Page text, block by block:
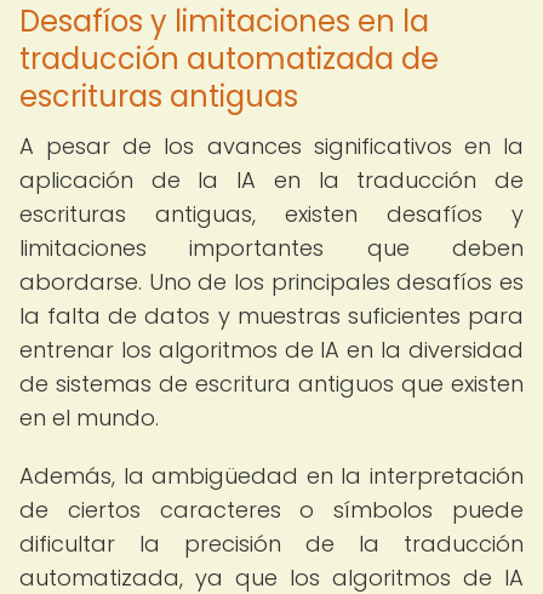
Desafíos y limitaciones en la
traducción automatizada de
escrituras antiguas
A pesar de los avances significativos en la
aplicación de la IA en la traducción de
escrituras antiguas, existen desafíos y
limitaciones importantes que deben
abordarse. Uno de los principales desafíos es
la falta de datos y muestras suficientes para
entrenar los algoritmos de IA en la diversidad
de sistemas de escritura antiguos que existen
en el mundo.
Además, la ambigüedad en la interpretación
de ciertos caracteres o símbolos puede
dificultar la precisión de la traducción
automatizada, ya que los algoritmos de IA